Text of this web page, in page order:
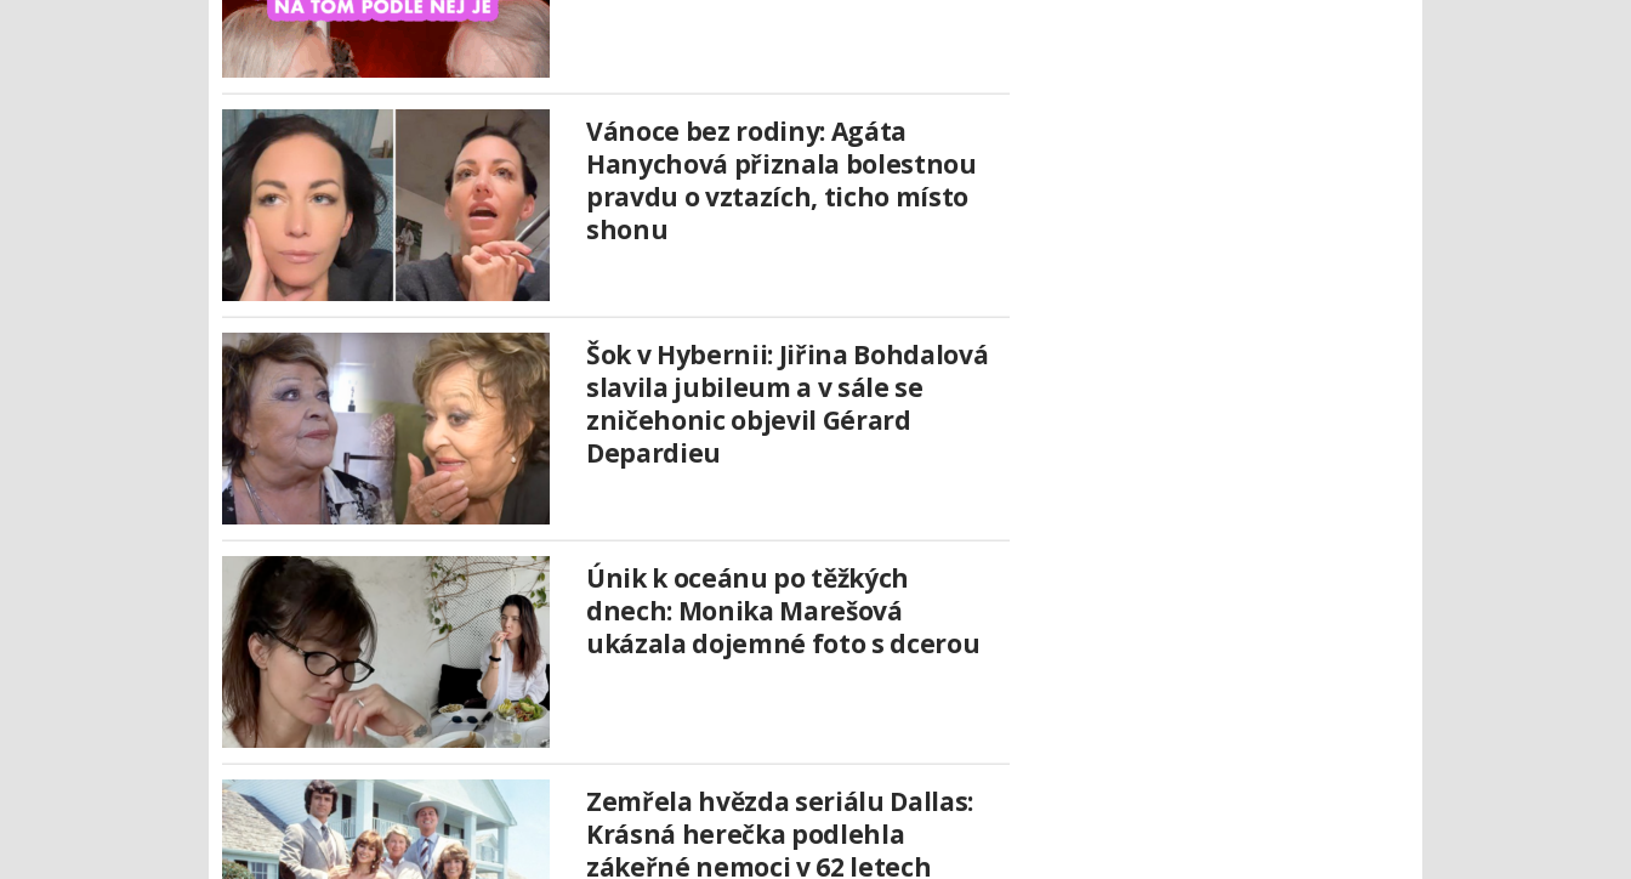
Vánoce bez rodiny: Agáta
Hanychová přiznala bolestnou
pravdu o vztazích, ticho místo
shonu
Šok v Hybernii: Jiřina Bohdalová
slavila jubileum a v sále se
zničehonic objevil Gérard
Depardieu
Únik k oceánu po těžkých
dnech: Monika Marešová
ukázala dojemné foto s dcerou
Zemřela hvězda seriálu Dallas:
Krásná herečka podlehla
zákeřné nemoci v 62 letech